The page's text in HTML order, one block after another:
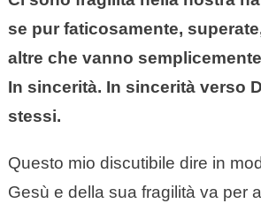
se pur faticosamente,
altre che vanno
In sincerità. In sincerità verso
stessi.
Questo mio discutibile dire in
Gesù e della sua fragilità va per